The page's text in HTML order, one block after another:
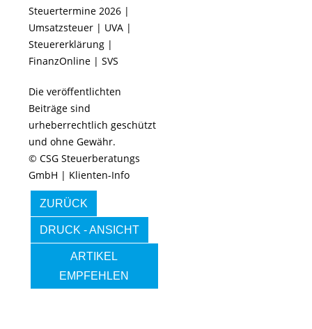
Steuertermine 2026 |
Umsatzsteuer | UVA |
Steuererklärung |
FinanzOnline | SVS
Die veröffentlichten
Beiträge sind
urheberrechtlich geschützt
und ohne Gewähr.
© CSG Steuerberatungs
GmbH | Klienten-Info
ZURÜCK
DRUCK - ANSICHT
ARTIKEL
EMPFEHLEN